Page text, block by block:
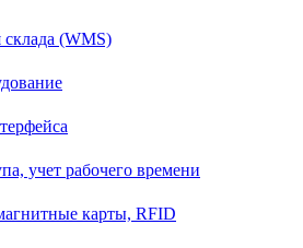
(WMS)
учет рабочего времени
карты, RFID